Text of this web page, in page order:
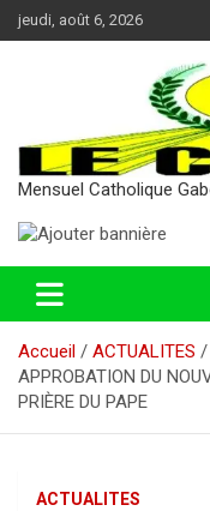
Aller
au
jeudi, août 6, 2026
Mensuel Catholique
Accueil
ACTUALITES
APPROBATION DU
PRIÈRE DU PAPE
ACTUALITES